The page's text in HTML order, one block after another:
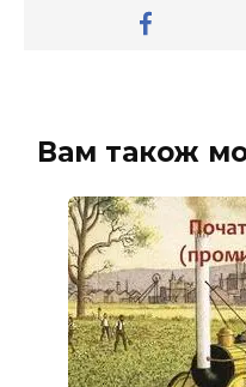
Вам також